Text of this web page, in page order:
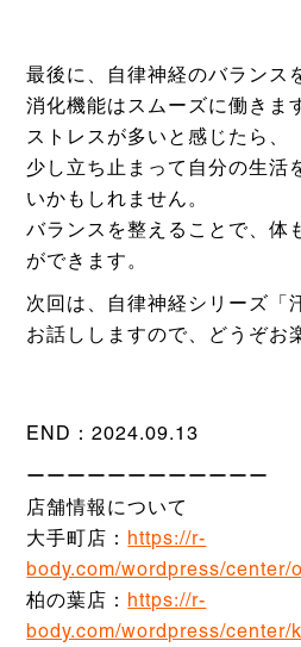
最後に、自律神経のバランス
消化機能はスムーズに働きま
ストレスが多いと感じたら、
少し立ち止まって自分の生活
いかもしれません。
バランスを整えることで、体
ができます。
次回は、自律神経シリーズ「
お話ししますので、どうぞお
END：2024.09.13
ーーーーーーーーーーーー
店舗情報について
大手町店：
https://r-
body.com/wordpress/center/
柏の葉店：
https://r-
body.com/wordpress/center/